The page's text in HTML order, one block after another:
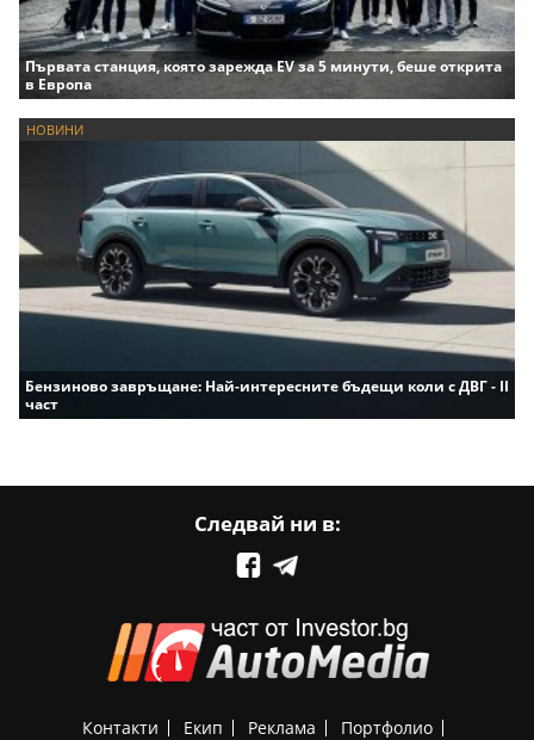
Първата станция, която зарежда EV за 5 минути, беше открита
в Европа
НОВИНИ
Бензиново завръщане: Най-интересните бъдещи коли с ДВГ - II
част
Следвай ни в:
Контакти Екип Реклама
Портфолио